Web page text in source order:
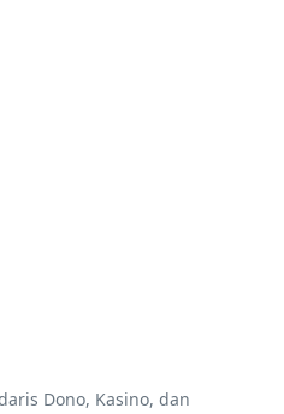
Dono, Kasino, dan